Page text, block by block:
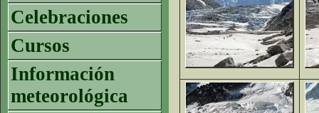
Celebraciones
Cursos
Información
meteorológica